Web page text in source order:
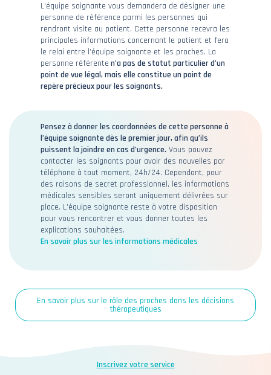
L’équipe soignante vous demandera de désigner une
personne de référence parmi les personnes qui
rendront visite au patient. Cette personne recevra les
principales informations concernant le patient et fera
le relai entre l’équipe soignante et les proches. La
personne référenten’a pas de statut particulier d’un
point de vue légal, mais elle constitue un point de
repère précieux pour les soignants.
Pensez à donner les coordonnées de cette personne à
l’équipe soignante dès le premier jour, afin qu’ils
puissent la joindre en cas d’urgence. Vous pouvez
contacter les soignants pour avoir des nouvelles par
téléphone à tout moment, 24h/24. Cependant, pour
des raisons de secret professionnel, les informations
médicales sensibles seront uniquement délivrées sur
place. L’équipe soignante reste à votre disposition
pour vous rencontrer et vous donner toutes les
explications souhaitées.
En savoir plus sur les informations médicales
En savoir plus sur le rôle des proches dans les décisions
thérapeutiques
Inscrivez votre service